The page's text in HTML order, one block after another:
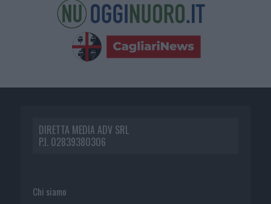
DIRETTA MEDIA ADV SRL
P.I. 02839380306
Chi siamo